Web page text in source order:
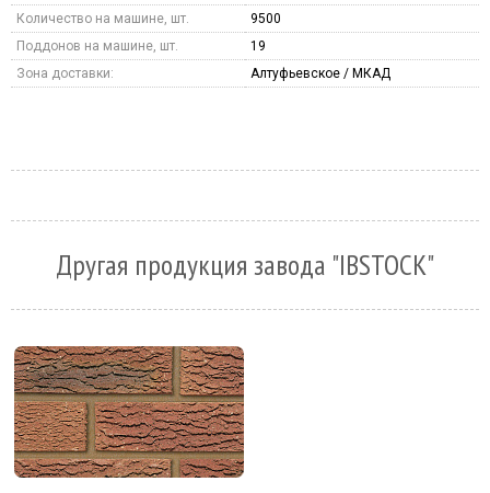
Количество на машине, шт.
9500
Поддонов на машине, шт.
19
Зона доставки:
Алтуфьевское / МКАД
Другая продукция завода "IBSTOCK"